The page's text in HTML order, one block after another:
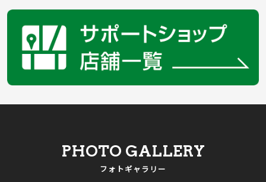
PHOTO GALLERY
フォトギャラリー